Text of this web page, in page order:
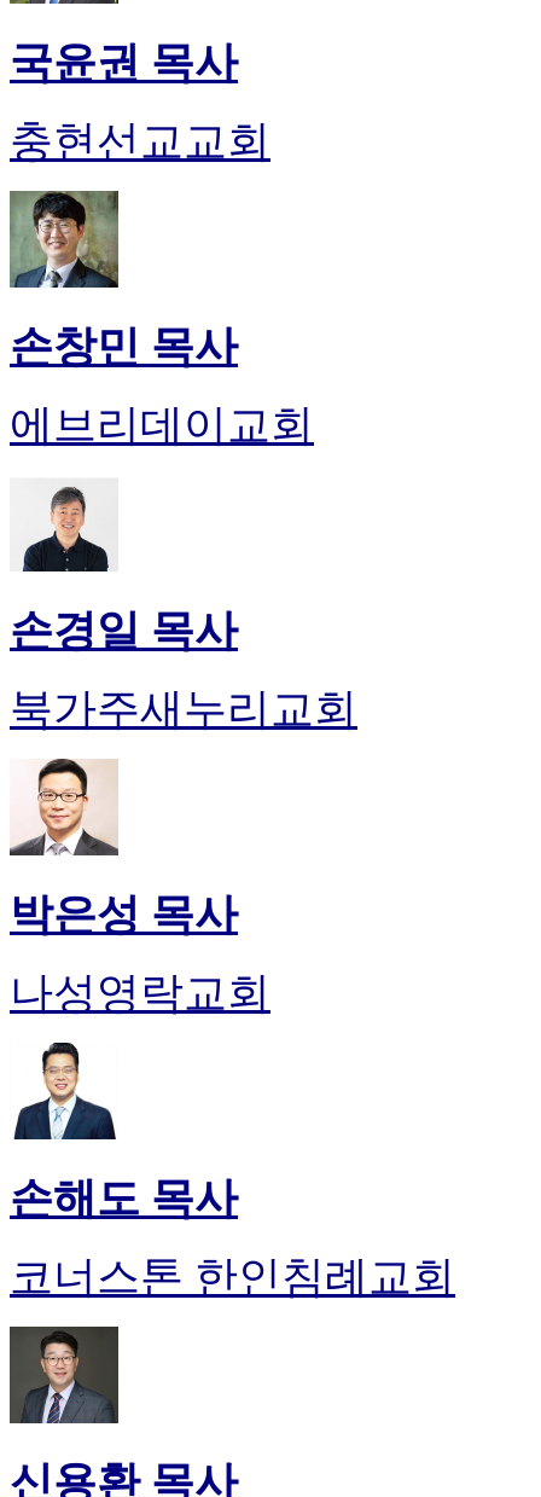
국윤권 목사
충현선교교회
손창민 목사
에브리데이교회
손경일 목사
북가주새누리교회
박은성 목사
나성영락교회
손해도 목사
코너스톤 한인침례교회
신용환 목사